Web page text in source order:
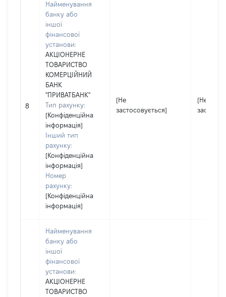
8
Найменування
банку або
іншої
фінансової
установи:
АКЦІОНЕРНЕ
ТОВАРИСТВО
КОМЕРЦІЙНИЙ
БАНК
"ПРИВАТБАНК"
Тип рахунку:
[Конфіденційна
інформація]
Інший тип
рахунку:
[Конфіденційна
інформація]
Номер
рахунку:
[Конфіденційна
інформація]
[Не
застосовується]
[Не
Найменування
банку або
іншої
фінансової
установи:
АКЦІОНЕРНЕ
ТОВАРИСТВО